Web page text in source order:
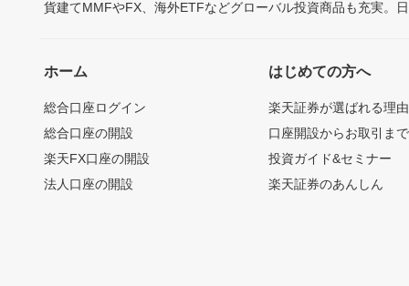
貨建てMMFやFX、海外ETFなどグローバル投資商品も充実。
ホーム
総合口座ログイン
総合口座の開設
楽天FX口座の開設
法人口座の開設
はじめての方へ
楽天証券が選ばれる理由
口座開設からお取引ま
投資ガイド&セミナー
楽天証券のあんしん